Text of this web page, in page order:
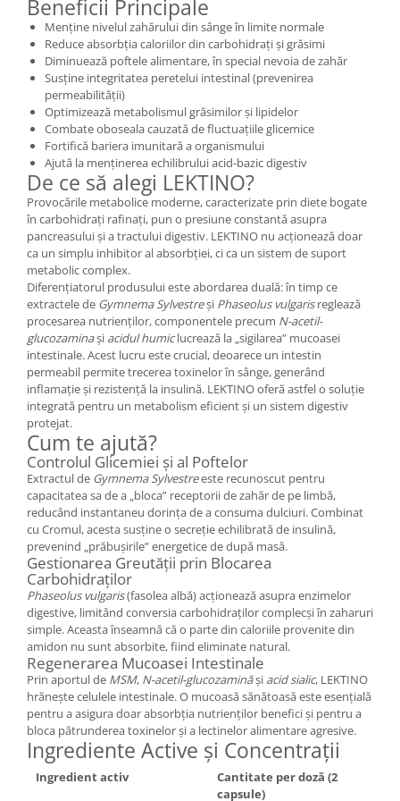
Mary & May
COSRX
BIODANCE
OOTD
Cettua
Haruharu Wonder
Medicube
ARIUL
Dr. Althea
DELLA BORN
Seleniu
Seminte de in
Silimarina
Spirulina
Ulei de cocos
Ulei de peste
Ulei MCT
Vitamina A
Vitamina B
Vitamina C
Vitamina D
Vitamina E
Vitamina K
Zinc
Cătină
Chlorella
Colina
Electroliti
Produse Apicole
Cacao
Beneficii Principale
Menține nivelul zahărului din sânge în limite normale
Reduce absorbția caloriilor din carbohidrați și grăsimi
Diminuează poftele alimentare, în special nevoia de zahăr
Susține integritatea peretelui intestinal (prevenirea
permeabilității)
Optimizează metabolismul grăsimilor și lipidelor
Combate oboseala cauzată de fluctuațiile glicemice
Fortifică bariera imunitară a organismului
Ajută la menținerea echilibrului acid-bazic digestiv
De ce să alegi LEKTINO?
Provocările metabolice moderne, caracterizate prin diete bogate
în carbohidrați rafinați, pun o presiune constantă asupra
pancreasului și a tractului digestiv. LEKTINO nu acționează doar
ca un simplu inhibitor al absorbției, ci ca un sistem de suport
metabolic complex.
Diferențiatorul produsului este abordarea duală: în timp ce
extractele de Gymnema Sylvestreși Phaseolus vulgarisreglează
procesarea nutrienților, componentele precum N-acetil-
glucozaminași acidul humiclucrează la „sigilarea” mucoasei
intestinale. Acest lucru este crucial, deoarece un intestin
permeabil permite trecerea toxinelor în sânge, generând
inflamație și rezistență la insulină. LEKTINO oferă astfel o soluție
integrată pentru un metabolism eficient și un sistem digestiv
protejat.
Cum te ajută?
Controlul Glicemiei și al Poftelor
Extractul de Gymnema Sylvestreeste recunoscut pentru
capacitatea sa de a „bloca” receptorii de zahăr de pe limbă,
reducând instantaneu dorința de a consuma dulciuri. Combinat
cu Cromul, acesta susține o secreție echilibrată de insulină,
prevenind „prăbușirile” energetice de după masă.
Gestionarea Greutății prin Blocarea
Carbohidraților
Phaseolus vulgaris(fasolea albă) acționează asupra enzimelor
digestive, limitând conversia carbohidraților complecși în zaharuri
simple. Aceasta înseamnă că o parte din caloriile provenite din
amidon nu sunt absorbite, fiind eliminate natural.
Regenerarea Mucoasei Intestinale
Prin aportul de MSM, N-acetil-glucozaminăși acid sialic, LEKTINO
hrănește celulele intestinale. O mucoasă sănătoasă este esențială
pentru a asigura doar absorbția nutrienților benefici și pentru a
bloca pătrunderea toxinelor și a lectinelor alimentare agresive.
Ingrediente Active și Concentrații
Ingredient activ
Cantitate per doză (2
capsule)